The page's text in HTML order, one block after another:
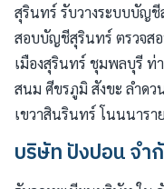
สุรินทร์ รับวางระบบบัญ
สอบบัญชีสุรินทร์ ตรวจส
เมืองสุรินทร์ ชุมพลบุรี ท่
สนม ศีขรภูมิ สังขะ ลำดว
เขวาสินรินทร์ โนนนารา
บริษัท ปังปอน จำ